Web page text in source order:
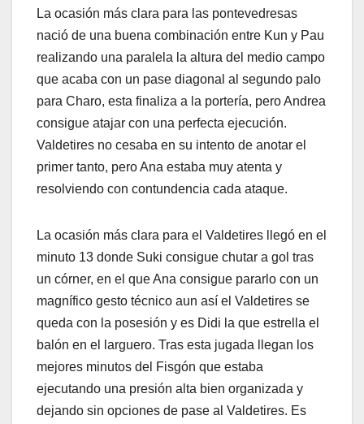
La ocasión más clara para las pontevedresas
nació de una buena combinación entre Kun y Pau
realizando una paralela la altura del medio campo
que acaba con un pase diagonal al segundo palo
para Charo, esta finaliza a la portería, pero Andrea
consigue atajar con una perfecta ejecución.
Valdetires no cesaba en su intento de anotar el
primer tanto, pero Ana estaba muy atenta y
resolviendo con contundencia cada ataque.
La ocasión más clara para el Valdetires llegó en el
minuto 13 donde Suki consigue chutar a gol tras
un córner, en el que Ana consigue pararlo con un
magnífico gesto técnico aun así el Valdetires se
queda con la posesión y es Didi la que estrella el
balón en el larguero. Tras esta jugada llegan los
mejores minutos del Fisgón que estaba
ejecutando una presión alta bien organizada y
dejando sin opciones de pase al Valdetires. Es